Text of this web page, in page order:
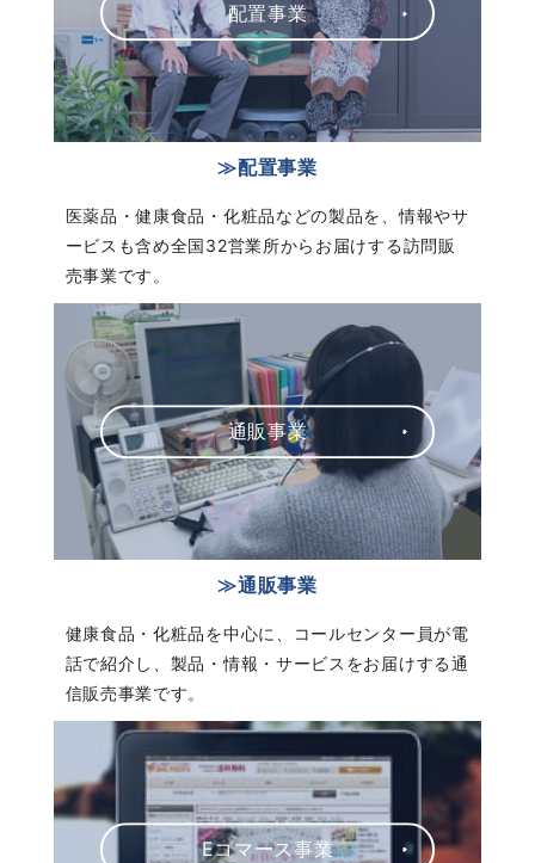
配置事業
≫配置事業
医薬品・健康食品・化粧品などの製品を、情報やサ
ービスも含め全国32営業所からお届けする訪問販
売事業です。
通販事業
≫通販事業
健康食品・化粧品を中心に、コールセンター員が電
話で紹介し、製品・情報・サービスをお届けする通
信販売事業です。
Eコマース事業